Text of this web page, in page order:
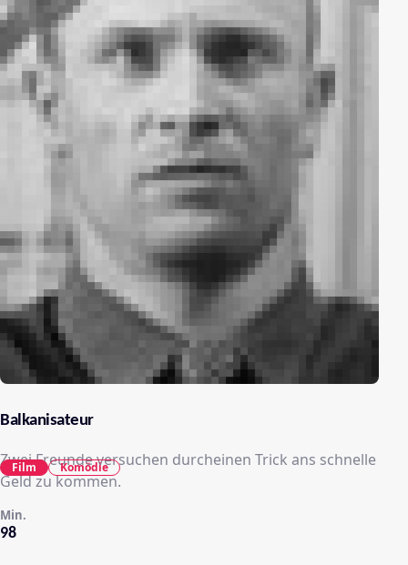
Balkanisateur
Zwei Freunde versuchen durcheinen Trick ans schnelle
Geld zu kommen.
98
Min.
Film Komödie